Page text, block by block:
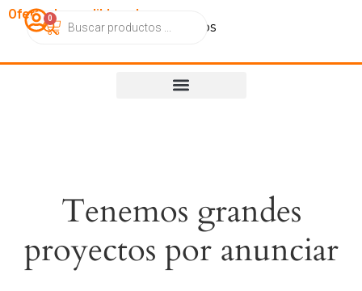
OfertasImperdibles.cl
CatálogoContactoNosotros
0
Tenemos grandes
proyectos por anunciar